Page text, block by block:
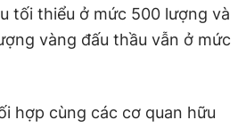
tối thiểu ở mức 500 lượng và
vàng đấu thầu vẫn ở mức
hợp cùng các cơ quan hữu